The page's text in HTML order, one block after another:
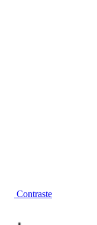
Contraste